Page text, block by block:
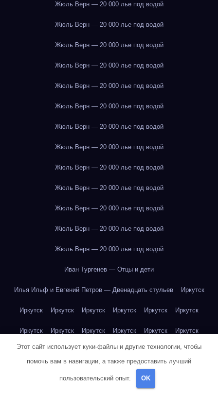
Жюль Верн — 20 000 лье под водой
Жюль Верн — 20 000 лье под водой
Жюль Верн — 20 000 лье под водой
Жюль Верн — 20 000 лье под водой
Жюль Верн — 20 000 лье под водой
Жюль Верн — 20 000 лье под водой
Жюль Верн — 20 000 лье под водой
Жюль Верн — 20 000 лье под водой
Жюль Верн — 20 000 лье под водой
Жюль Верн — 20 000 лье под водой
Жюль Верн — 20 000 лье под водой
Жюль Верн — 20 000 лье под водой
Жюль Верн — 20 000 лье под водой
Иван Тургенев — Отцы и дети
Илья Ильф и Евгений Петров — Двенадцать стульев Иркутск
Иркутск Иркутск Иркутск Иркутск Иркутск Иркутск
Иркутск Иркутск Иркутск Иркутск Иркутск Иркутск
Иркутск Иркутск Иркутск Иркутск Иркутск Иркутск
Иркутск Йогурт
Этот сайт использует куки-файлы и другие технологии, чтобы
помочь вам в навигации, а также предоставить лучший
пользовательский опыт. OK